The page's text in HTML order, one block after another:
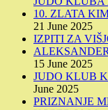
10. ZLATA
21 June 2025
IZPITI ZA
15 June 2025
JUDO KLUB
June 2025
PRIZNANJE